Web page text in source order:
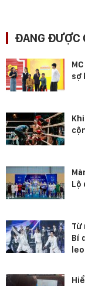
ĐANG ĐƯỢC
sợ
Lộ
Từ
Bí